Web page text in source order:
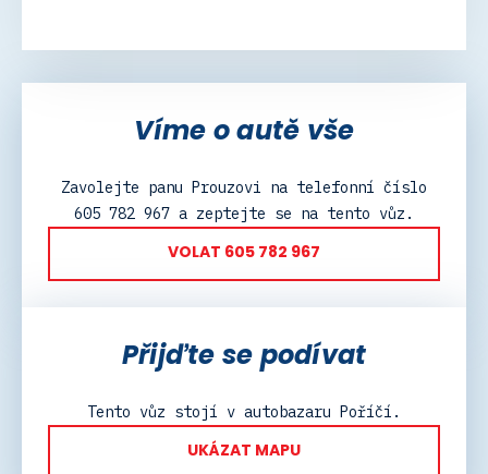
Víme o autě vše
Zavolejte panu Prouzovi na telefonní číslo
605 782 967 a zeptejte se na tento vůz.
VOLAT 605 782 967
Přijďte se podívat
Tento vůz stojí v autobazaru Poříčí.
UKÁZAT MAPU